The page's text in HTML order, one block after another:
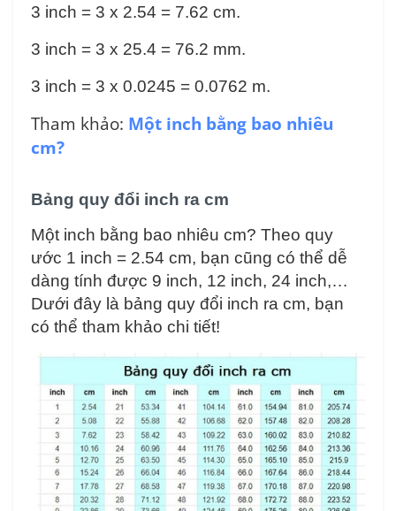
3 inch = 3 x 2.54 = 7.62 cm.
3 inch = 3 x 25.4 = 76.2 mm.
3 inch = 3 x 0.0245 = 0.0762 m.
Tham khảo: Một inch bằng bao nhiêu
cm?
Bảng quy đổi inch ra cm
Một inch bằng bao nhiêu cm? Theo quy
ước 1 inch = 2.54 cm, bạn cũng có thể dễ
dàng tính được 9 inch, 12 inch, 24 inch,…
Dưới đây là bảng quy đổi inch ra cm, bạn
có thể tham khảo chi tiết!